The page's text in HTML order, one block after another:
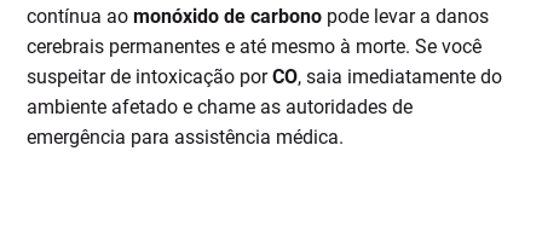
contínua aomonóxido de carbono pode levar a danos
cerebrais permanentes e até mesmo à morte. Se você
suspeitar de intoxicação porCO, saia imediatamente do
ambiente afetado e chame as autoridades de
emergência para assistência médica.